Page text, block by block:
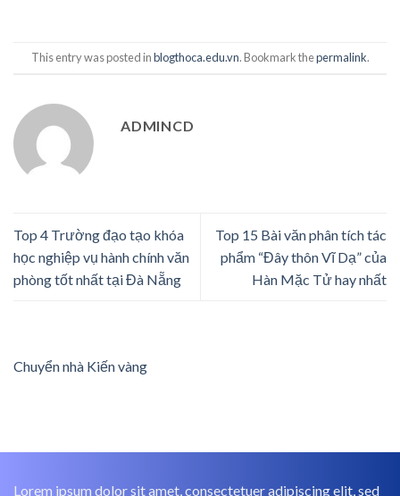
This entry was posted inblogthoca.edu.vn. Bookmark thepermalink.
ADMINCD
Top 4 Trường đạo tạo khóa
học nghiệp vụ hành chính văn
phòng tốt nhất tại Đà Nẵng
Top 15 Bài văn phân tích tác
phẩm “Đây thôn Vĩ Dạ” của
Hàn Mặc Tử hay nhất
Chuyển nhà Kiến vàng
Lorem ipsum dolor sit amet, consectetuer adipiscing elit, sed